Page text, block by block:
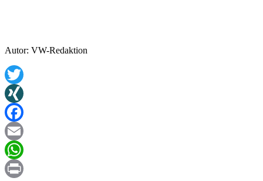
Autor: VW-Redaktion
Twitter
XING
Facebook
Email
WhatsApp